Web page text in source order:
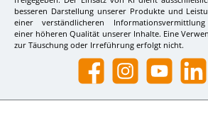
besseren Darstellung unserer Produkte und
einer verständlicheren
einer höheren Qualität unserer Inhalte. Eine
zur Täuschung oder Irreführung erfolgt nicht.
Facebook InstagramYouTube LinkedIn